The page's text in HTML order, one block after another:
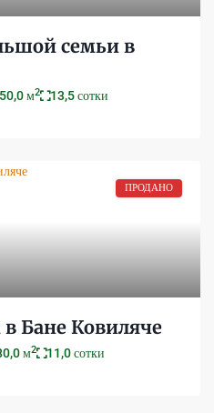
семьи в
м2 13,5 сотки
ПРОДАНО
Бане Ковиляче
м2 11,0 сотки